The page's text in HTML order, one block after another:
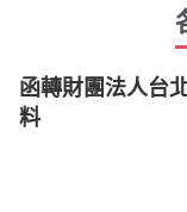
函轉財團法人台
料